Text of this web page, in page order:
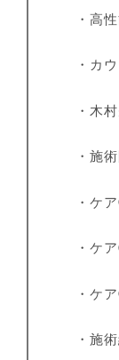
・高性
・カウ
・木村
・施術
・ケア
・ケア
・ケ
・施術